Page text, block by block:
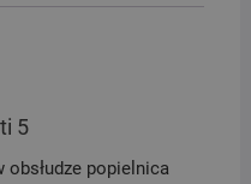
5
obsłudze popielnica